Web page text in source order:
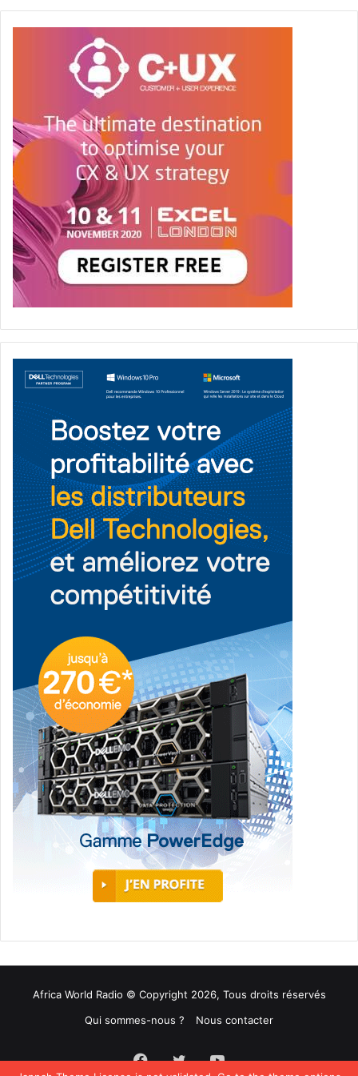
Africa World Radio © Copyright 2026, Tous droits réservés
Qui sommes-nous ?
Nous contacter
Facebook
TwitterYouTube